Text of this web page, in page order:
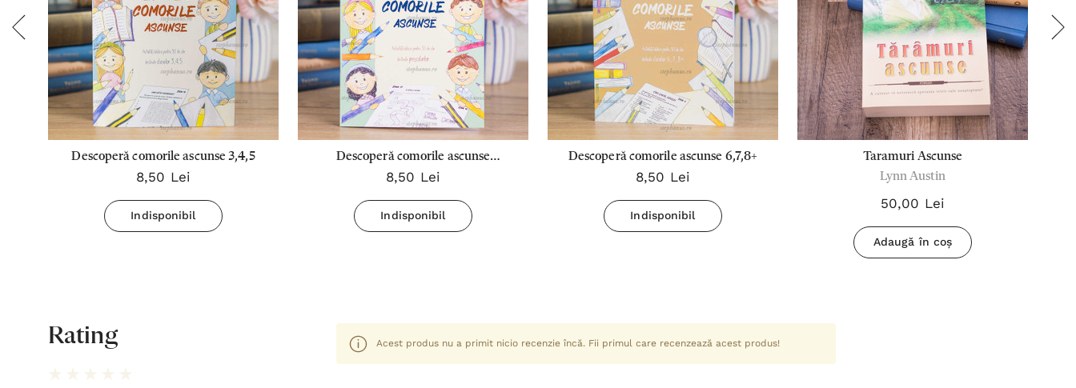
Descoperă comorile ascunse 3,4,5
8,50 Lei
Indisponibil
Descoperă comorile ascunse
preșcolari
8,50 Lei
Indisponibil
Descoperă comorile ascunse 6,7,8+
8,50 Lei
Indisponibil
Taramuri Ascunse
Lynn Austin
50,00 Lei
Adaugă în coș
Rating Acest produs nu a primit nicio recenzie încă. Fii primul care recenzează acest produs!